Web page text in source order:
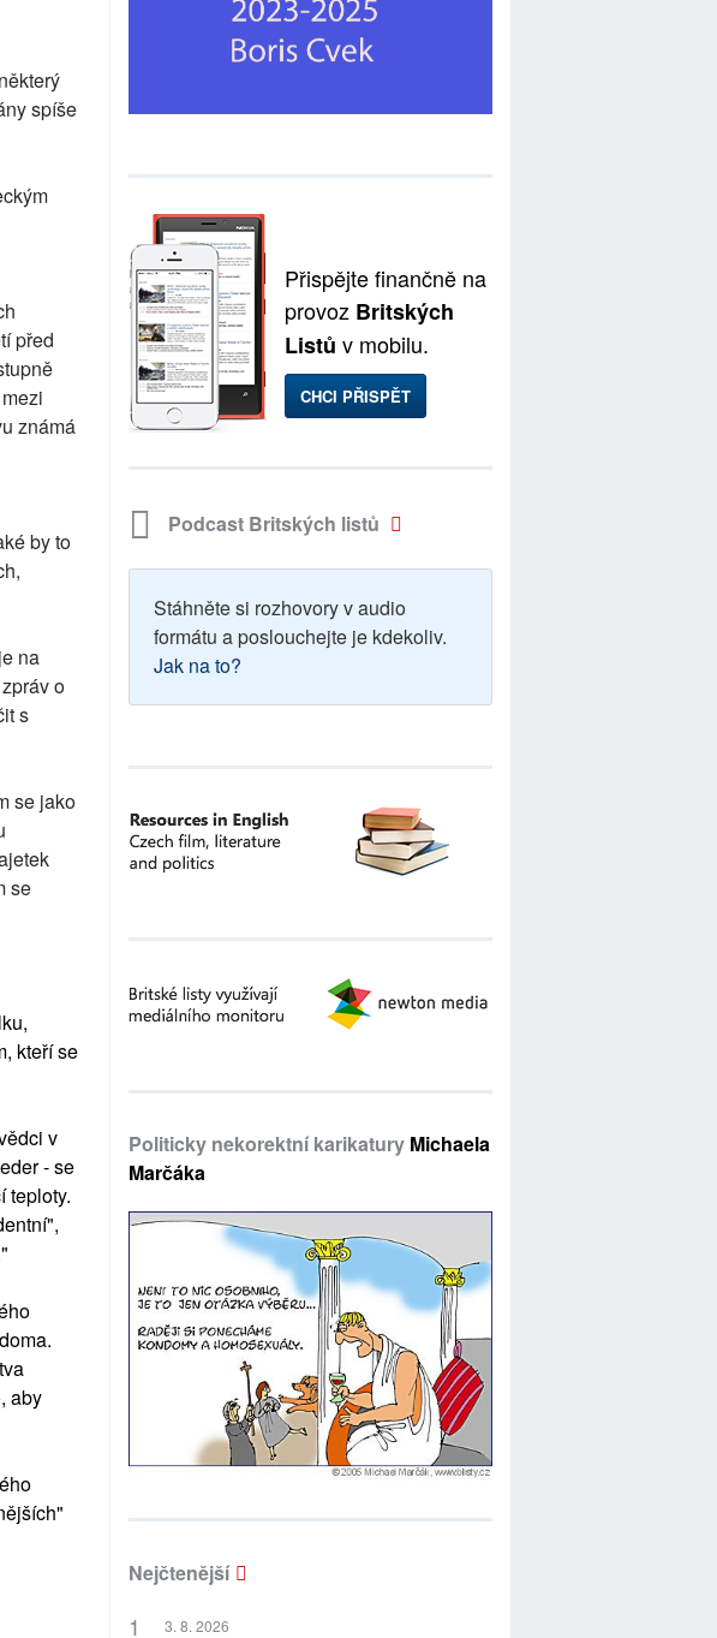
spíše
před
známá
by to
na
o
s
se jako
se
kteří se
v
- se
teploty.
aby
Přispějte finančně na
provoz Britských
Listů v mobilu.
CHCI PŘISPĚT
Podcast Britských listů
Stáhněte si rozhovory v audio
formátu a poslouchejte je kdekoliv.
Jak na to?
Politicky nekorektní karikatury Michaela
Marčáka
Nejčtenější
3. 8. 2026